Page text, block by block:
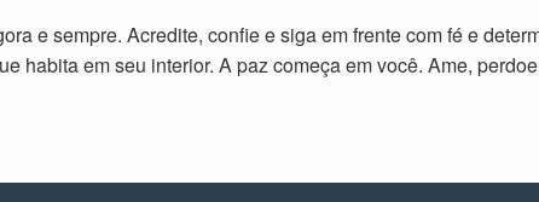
e sempre. Acredite, confie e siga em frente com fé e
habita em seu interior. A paz começa em você. Ame,